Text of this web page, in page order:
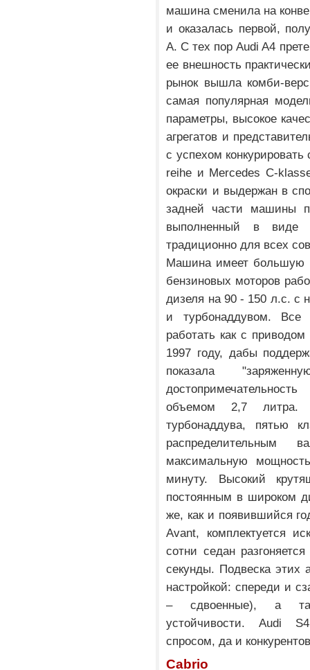
машина сменила на
и оказалась первой,
А. С тех пор Audi A4
ее внешность
рынок вышла комби-
самая популярная
параметры, высокое
агрегатов и
с успехом
reihe и Mercedes C-
окраски и выдержан в
задней части машины
выполненный в виде
традиционно для всех
Машина имеет большую
бензиновых моторов
дизеля на 90 - 150 л.с. с
и турбонаддувом. Все
работать как с
1997 году, дабы
показала
объемом 2,7 литра.
турбонаддува, пятью
распределительным
максимальную
минуту. Высокий
постоянным в широком
же, как и появившийся
Avant, комплектуется
сотни седан
секунды. Подвеска этих
настройкой: спереди и
– сдвоенные), а
устойчивости. Audi
спросом, да и
Cabrio